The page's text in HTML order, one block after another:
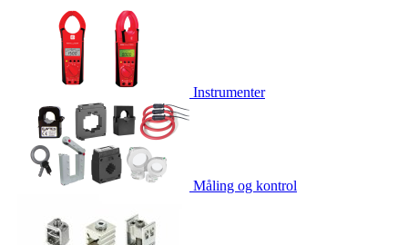
Instrumenter
Måling og kontrol